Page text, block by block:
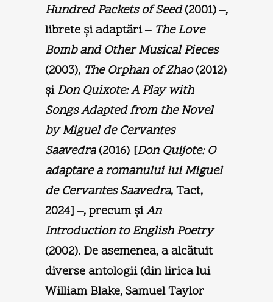
Hundred Packets of Seed(2001) –,
librete şi adaptări – The Love
Bomb and Other Musical Pieces
(2003), The Orphan of Zhao(2012)
şiDon Quixote: A Play with
Songs Adapted from the Novel
by Miguel de Cervantes
Saavedra(2016) [Don Quijote: O
adaptare a romanului lui Miguel
de Cervantes Saavedra, Tact,
2024] –, precum şiAn
Introduction to English Poetry
(2002). De asemenea, a alcătuit
diverse antologii (din lirica lui
William Blake, Samuel Taylor